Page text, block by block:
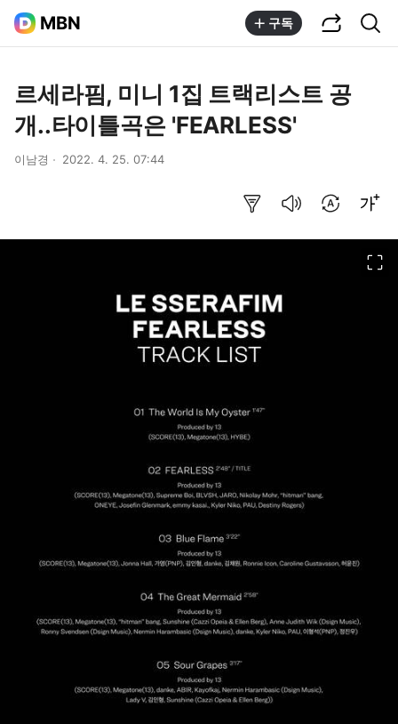
MBN 구독
르세라핌, 미니 1집 트랙리스트 공
개..타이틀곡은 'FEARLESS'
이남경 2022. 4. 25. 07:44